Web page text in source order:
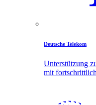
Deutsche Telekom
Unterstützung
mit